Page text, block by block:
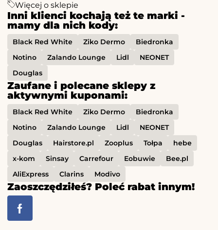
Więcej o sklepie
Inni klienci kochają też te marki -
mamy dla nich kody:
Black Red White Ziko Dermo
Biedronka
Notino
Zalando Lounge Lidl
NEONET
Douglas
Zaufane i polecane sklepy z
aktywnymi kuponami:
Black Red White Ziko Dermo
Biedronka
Notino
Zalando Lounge Lidl
NEONET
Douglas
Hairstore.pl Zooplus Tołpa
hebe
x-kom
Sinsay Carrefour Eobuwie
Bee.pl
AliExpress
Clarins Modivo
Zaoszczędziłeś? Poleć rabat innym!